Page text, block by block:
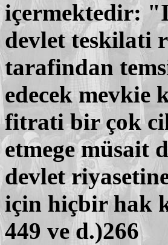
içermektedir:
devlet teskilati
tarafindan
edecek
fitrati bir çok
etmege müsait
devlet
için hiçbir hak
449 ve d.)266